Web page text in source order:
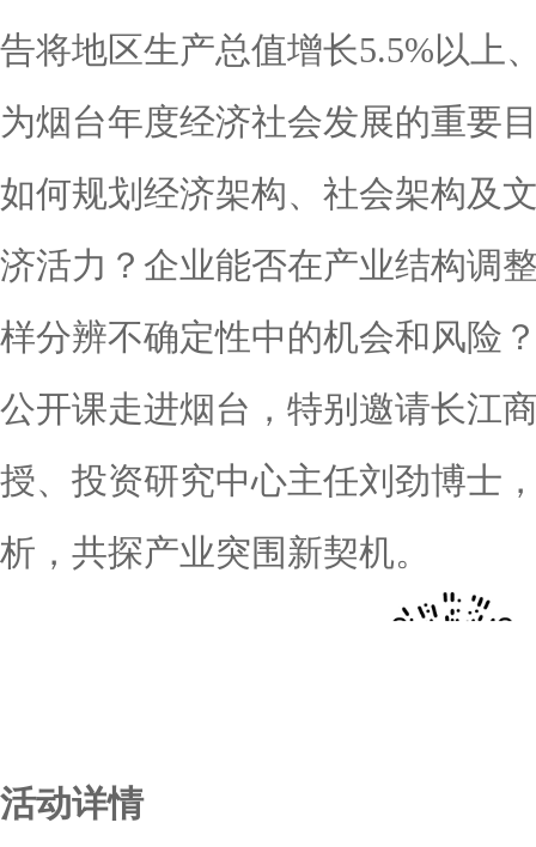
告将地区生产总值增长5.5%以上
为烟台年度经济社会发展的重要
如何规划经济架构、社会架构及
济活力？企业能否在产业结构调
样分辨不确定性中的机会和风险
公开课走进烟台，特别邀请长江
授、投资研究中心主任刘劲博士
析，共探产业突围新契机。
活动详情